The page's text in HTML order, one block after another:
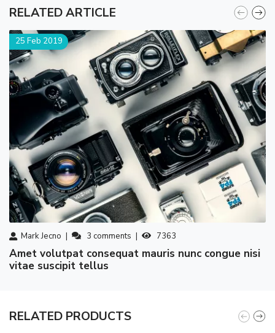
RELATED ARTICLE
Mark Jecno 3 comments 7363
25 Feb 2019
amet volutpat consequat mauris nunc congue nisi
vitae suscipit tellus
RELATED PRODUCTS